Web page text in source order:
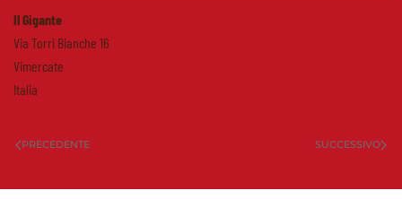
Il Gigante
Via Torri Bianche 16
Vimercate
Italia
PRECEDENTE SUCCESSIVO